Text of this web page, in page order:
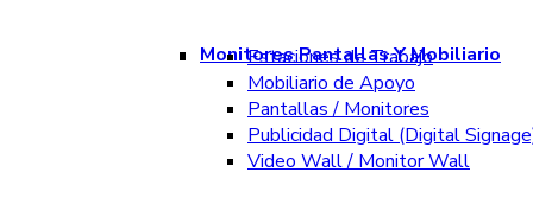
Monitores Pantallas Y Mobiliario
Estaciones de Trabajo
Mobiliario de Apoyo
Pantallas / Monitores
Publicidad Digital (Digital
Video Wall / Monitor Wall